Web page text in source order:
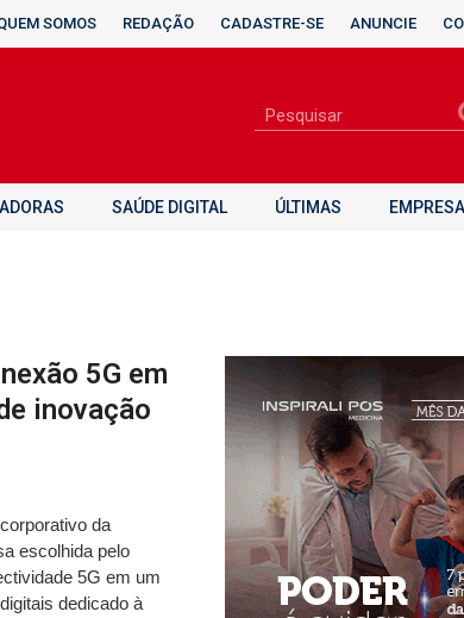
SOMOS REDAÇÃO CADASTRE-SE ANUNCIE
SAÚDE DIGITAL ÚLTIMAS
5G em
inovação
da
escolhida pelo
5G em um
dedicado à